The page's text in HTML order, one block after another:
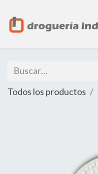
Todos los productos